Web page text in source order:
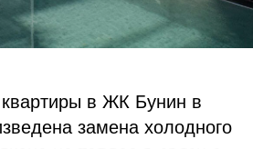
Заказать консультацию
в ЖК Бунин в
замена холодного